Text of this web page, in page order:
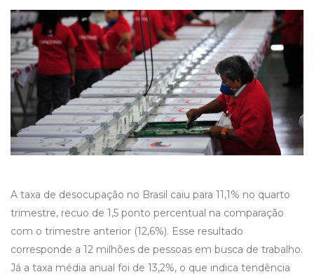
A taxa de desocupação no Brasil caiu para 11,1% no quarto
trimestre, recuo de 1,5 ponto percentual na comparação
com o trimestre anterior (12,6%). Esse resultado
corresponde a 12 milhões de pessoas em busca de trabalho.
Já a taxa média anual foi de 13,2%, o que indica tendência